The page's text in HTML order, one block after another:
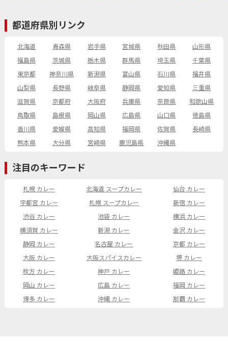
都道府県別リンク
北海道 青森県 岩手県 宮城県 秋田県
山形県
福島県
茨城県 栃木県 群馬県 埼玉県
千葉県
東京都
神奈川県 新潟県 富山県 石川県
福井県
山梨県
長野県 岐阜県 静岡県 愛知県
三重県
滋賀県
京都府 大阪府 兵庫県 奈良県
和歌山県
鳥取県
島根県 岡山県 広島県 山口県
徳島県
香川県
愛媛県 高知県 福岡県 佐賀県
長崎県
熊本県
大分県 宮崎県 鹿児島県 沖縄県
注目のキーワード
札幌 カレー 北海道 スープカレー
仙台 カレー
宇都宮 カレー
札幌 スープカレー
新宿 カレー
渋谷 カレー
池袋 カレー
横浜 カレー
横須賀 カレー
新潟 カレー
金沢 カレー
静岡 カレー
名古屋 カレー
京都 カレー
大阪 カレー
大阪スパイスカレー
堺 カレー
枚方 カレー
神戸 カレー
姫路 カレー
岡山 カレー
広島 カレー
福岡 カレー
博多 カレー
沖縄 カレー 那覇 カレー